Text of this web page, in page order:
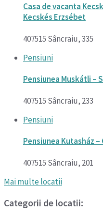
Casa de vacanta
Kecskés Erzsébet
407515 Sâncraiu, 335
Pensiuni
Pensiunea Muskátli –
407515 Sâncraiu, 233
Pensiuni
Pensiunea Kutasház
407515 Sâncraiu, 201
Mai multe locatii
Categorii de locatii: